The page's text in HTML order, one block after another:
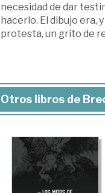
necesidad de dar
hacerlo. El dibujo era,
protesta, un grito de
Otros libros de